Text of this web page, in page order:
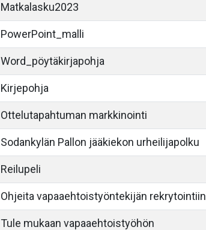
Matkalasku2023
PowerPoint_malli
Word_pöytäkirjapohja
Kirjepohja
Ottelutapahtuman markkinointi
Sodankylän Pallon jääkiekon urheilijapolku
Reilupeli
Ohjeita vapaaehtoistyöntekijän rekrytointiin
Tule mukaan vapaaehtoistyöhön